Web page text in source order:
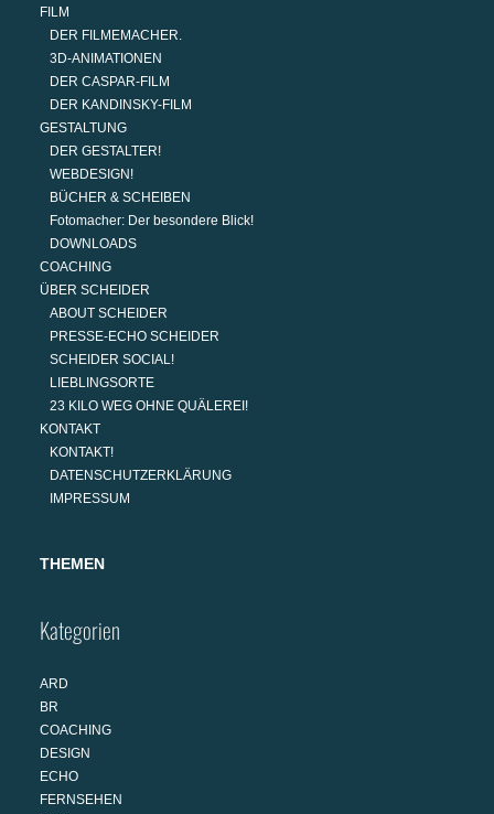
FILM
DER FILMEMACHER.
3D-ANIMATIONEN
DER CASPAR-FILM
DER KANDINSKY-FILM
GESTALTUNG
DER GESTALTER!
WEBDESIGN!
BÜCHER & SCHEIBEN
Fotomacher: Der besondere Blick!
DOWNLOADS
COACHING
ÜBER SCHEIDER
ABOUT SCHEIDER
PRESSE-ECHO SCHEIDER
SCHEIDER SOCIAL!
LIEBLINGSORTE
23 KILO WEG OHNE QUÄLEREI!
KONTAKT
KONTAKT!
DATENSCHUTZERKLÄRUNG
IMPRESSUM
THEMEN
Kategorien
ARD
BR
COACHING
DESIGN
ECHO
FERNSEHEN